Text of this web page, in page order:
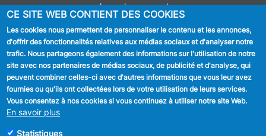
Journal communal
Stationnement
SUIVEZ NOUS
Facebook
Linkedin
CE SITE WEB CONTIENT DES COOKIES
Les cookies nous permettent de personnaliser le contenu et les annonces,
d'offrir des fonctionnalités relatives aux médias sociaux et d'analyser notre
trafic. Nous partageons également des informations sur l'utilisation de notre
site avec nos partenaires de médias sociaux, de publicité et d'analyse, qui
peuvent combiner celles-ci avec d'autres informations que vous leur avez
fournies ou qu'ils ont collectées lors de votre utilisation de leurs services.
Vous consentez à nos cookies si vous continuez à utiliser notre site Web.
En savoir plus
Statistiques